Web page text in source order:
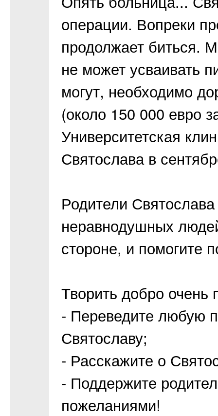
операции. Вопреки
продолжает биться.
не может усваивать
могут, необходимо
(около 150 000 евро
Университетская
Святослава в
Родители
неравнодушных
стороне, и помогите
Творить добро очень
- Переведите любую
Святославу;
- Расскажите о
- Поддержите
пожеланиями!